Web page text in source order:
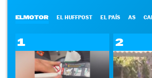
ELMOTOR EL HUFFPOST EL PAÍS AS
1 2